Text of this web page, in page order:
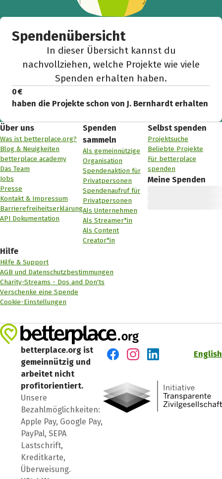
Spendenübersicht
In dieser Übersicht kannst du
nachvollziehen, welche Projekte wie viele
Spenden erhalten haben.
0 €
haben die Projekte schon von J. Bernhardt erhalten
Über uns
Was ist betterplace.org?
Blog & Neuigkeiten
betterplace academy
Das Team
Jobs
Presse
Kontakt & Impressum
Barrierefreiheitserklärung
API Dokumentation
Spenden
sammeln
Als gemeinnützige
Organisation
Spendenaktion für
Privatpersonen
Spendenaufruf für
Privatpersonen
Als Unternehmen
Als Streamer*in
Als Content
Creator*in
Selbst spenden
Projektsuche
Beliebte Projekte
Für betterplace
spenden
Meine Spenden
Hilfe
Hilfe & Support
AGB und Datenschutzbestimmungen
Charity-Streams - Dos and Don'ts
Verschenke eine Spende
Cookie-Einstellungen
betterplace.org ist
gemeinnützig und
arbeitet nicht
profitorientiert.
Unsere
Bezahlmöglichkeiten:
Apple Pay, Google Pay,
PayPal, SEPA
Lastschrift,
Kreditkarte,
Überweisung.
English